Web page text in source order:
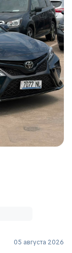
05 августа 2026